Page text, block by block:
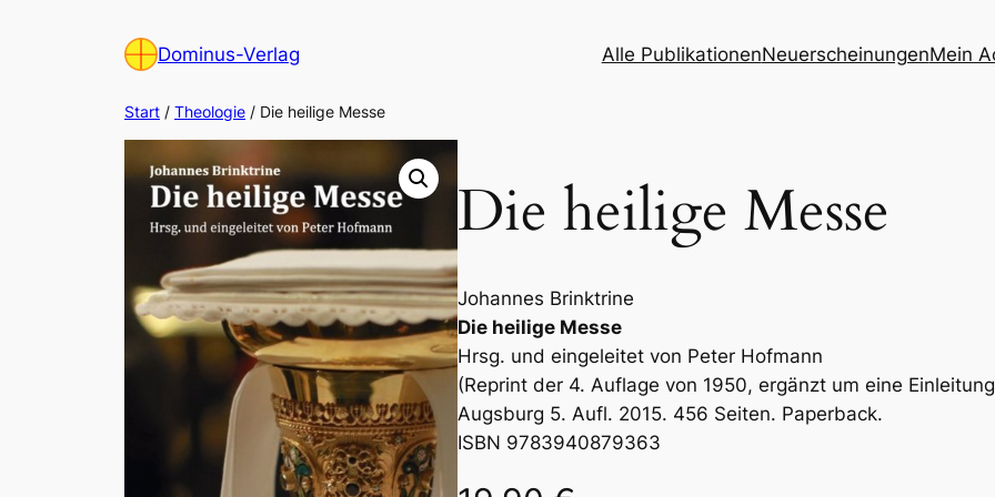
Dominus-Verlag Alle PublikationenNeuerscheinungenMein
Start / Theologie / Die heilige Messe
Die heilige Messe
Johannes Brinktrine
Die heilige Messe
Hrsg. und eingeleitet von Peter Hofmann
(Reprint der 4. Auflage von 1950, ergänzt um eine
Augsburg 5. Aufl. 2015. 456 Seiten. Paperback.
ISBN 9783940879363